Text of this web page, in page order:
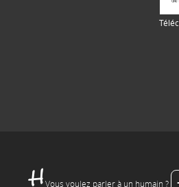
Vous voulez parler à un humain ?